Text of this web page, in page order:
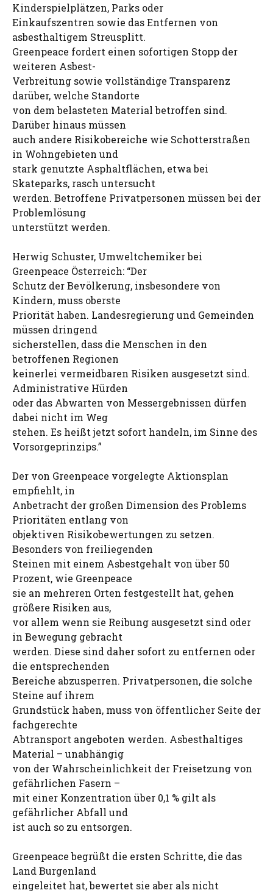
Kinderspielplätzen, Parks oder
Einkaufszentren sowie das Entfernen von
asbesthaltigem Streusplitt.
Greenpeace fordert einen sofortigen Stopp der
weiteren Asbest-
Verbreitung sowie vollständige Transparenz
darüber, welche Standorte
von dem belasteten Material betroffen sind.
Darüber hinaus müssen
auch andere Risikobereiche wie Schotterstraßen
in Wohngebieten und
stark genutzte Asphaltflächen, etwa bei
Skateparks, rasch untersucht
werden. Betroffene Privatpersonen müssen bei der
Problemlösung
unterstützt werden.
Herwig Schuster, Umweltchemiker bei
Greenpeace Österreich: “Der
Schutz der Bevölkerung, insbesondere von
Kindern, muss oberste
Priorität haben. Landesregierung und Gemeinden
müssen dringend
sicherstellen, dass die Menschen in den
betroffenen Regionen
keinerlei vermeidbaren Risiken ausgesetzt sind.
Administrative Hürden
oder das Abwarten von Messergebnissen dürfen
dabei nicht im Weg
stehen. Es heißt jetzt sofort handeln, im Sinne des
Vorsorgeprinzips.”
Der von Greenpeace vorgelegte Aktionsplan
empfiehlt, in
Anbetracht der großen Dimension des Problems
Prioritäten entlang von
objektiven Risikobewertungen zu setzen.
Besonders von freiliegenden
Steinen mit einem Asbestgehalt von über 50
Prozent, wie Greenpeace
sie an mehreren Orten festgestellt hat, gehen
größere Risiken aus,
vor allem wenn sie Reibung ausgesetzt sind oder
in Bewegung gebracht
werden. Diese sind daher sofort zu entfernen oder
die entsprechenden
Bereiche abzusperren. Privatpersonen, die solche
Steine auf ihrem
Grundstück haben, muss von öffentlicher Seite der
fachgerechte
Abtransport angeboten werden. Asbesthaltiges
Material – unabhängig
von der Wahrscheinlichkeit der Freisetzung von
gefährlichen Fasern –
mit einer Konzentration über 0,1 % gilt als
gefährlicher Abfall und
ist auch so zu entsorgen.
Greenpeace begrüßt die ersten Schritte, die das
Land Burgenland
eingeleitet hat, bewertet sie aber als nicht